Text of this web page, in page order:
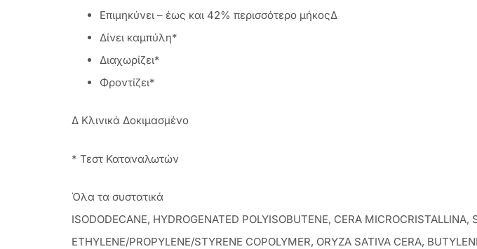
Επιμηκύνει – έως και 42% περισσότερο μήκοςΔ
Δίνει καμπύλη*
Διαχωρίζει*
Φροντίζει*
Δ Κλινικά Δοκιμασμένο
* Τεστ Καταναλωτών
Όλα τα συστατικά
ISODODECANE, HYDROGENATED POLYISOBUTENE, CERA
ETHYLENE/PROPYLENE/STYRENE COPOLYMER, ORYZA SATIVA CERA,